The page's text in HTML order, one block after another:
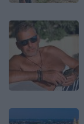
Image